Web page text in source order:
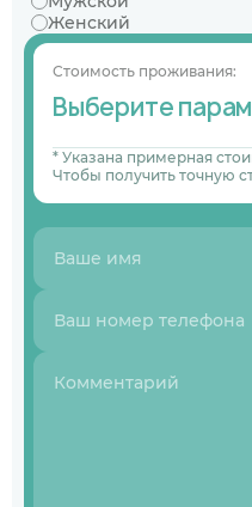
Женский
Стоимость проживания:
Выберите
* Указана примерная
Чтобы получить точную